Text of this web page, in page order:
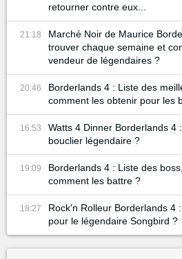
retourner contre eux...
21:18
Marché Noir de Maurice
trouver chaque semaine et
vendeur de légendaires ?
20:46
Borderlands 4 : Liste des
comment les obtenir pour les
16:53
Watts 4 Dinner Borderlands 4
bouclier légendaire ?
19:09
Borderlands 4 : Liste des
comment les battre ?
18:27
Rock'n Rolleur Borderlands 4
pour le légendaire Songbird ?